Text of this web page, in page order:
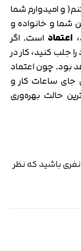
و امیدوارم شما
شما و خانواده و
اعتماد است. اگر
جلب کنید، کار در
بود. چون اعتماد
جای ساعات کار و
حالت بهره‌وری
باشید که نظر